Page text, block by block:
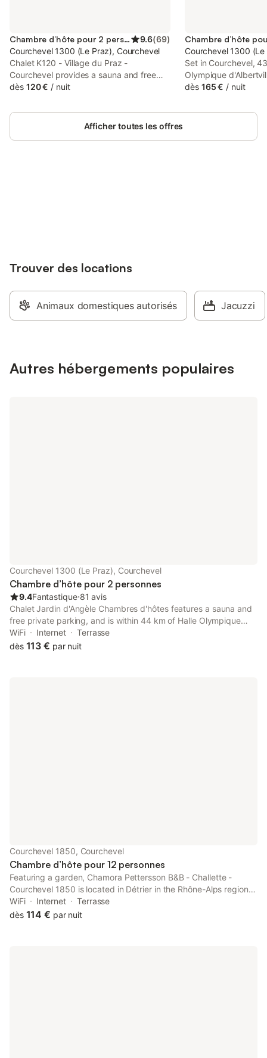
Chambre d’hôte pour 2 personnes 9.6(69)
Courchevel 1300 (Le Praz), Courchevel
Chalet K120 - Village du Praz -
Courchevel provides a sauna and free
private parking, and is within 43 km of
of Col de la Madeleine.
dès 120 € / nuit
Courchevel 1300
Set in Courchevel,
Olympique
L'ETAGNE features
accommodation
dès 165 € / nuit
Afficher toutes les offres
Trouver des locations
Animaux domestiques autorisés Jacuzzi
Autres hébergements populaires
Courchevel 1300 (Le Praz), Courchevel
Chambre d’hôte pour 2 personnes
9.4Fantastique⋅81 avis
Chalet Jardin d'Angèle Chambres d'hôtes features a sauna and
free private parking, and is within 44 km of Halle Olympique
d'Albertville and 50 km of Col de la Madeleine.
WiFi Internet
Terrasse
dès 113 € par nuit
Courchevel 1850, Courchevel
Chambre d’hôte pour 12 personnes
Featuring a garden, Chamora Pettersson B&B - Challette -
Courchevel 1850 is located in Détrier in the Rhône-Alps region,
7.2 km from Les 3 Vallées and 23 km from Méribel Golf Course.
This property offers access to a terrace and free private
WiFi Internet
Terrasse
dès 114 € par nuit